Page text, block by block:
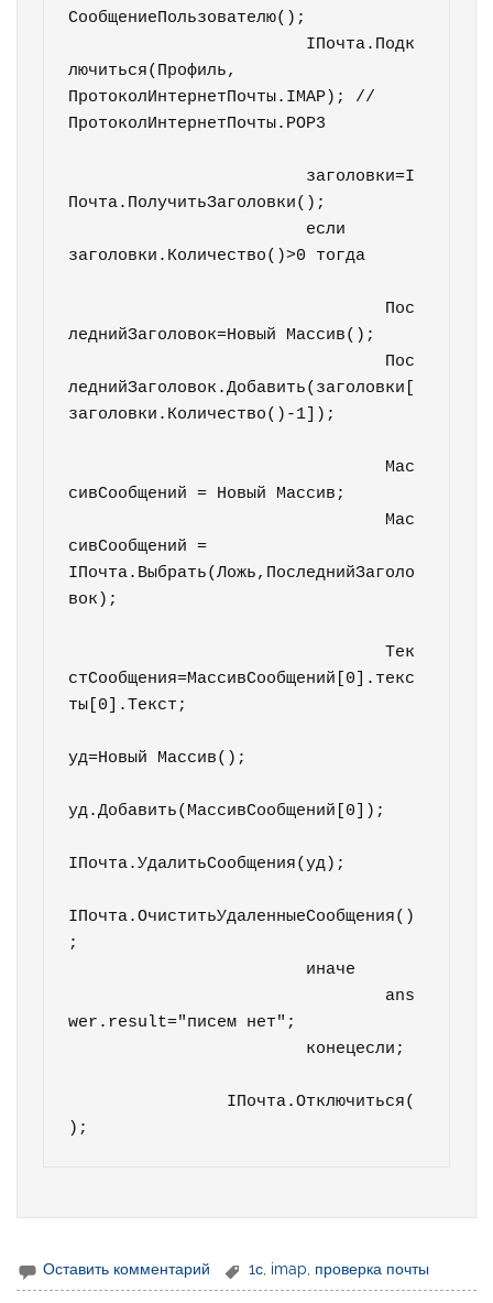
СообщениеПользователю();
лючиться(Профиль,
ПротоколИнтернетПочты.IMAP); //
ПротоколИнтернетПочты.POP3
Почта.ПолучитьЗаголовки();
заголовки.Количество()>0 тогда
леднийЗаголовок=Новый Массив();
леднийЗаголовок.Добавить(заголовки[
заголовки.Количество()-1]);
сивСообщений = Новый Массив;
сивСообщений =
IПочта.Выбрать(Ложь,ПоследнийЗаголо
вок);
				Тек
стСообщения=МассивСообщений[0].текс
ты[0].Текст;
уд=Новый Массив();
уд.Добавить(МассивСообщений[0]);
IПочта.УдалитьСообщения(уд);
IПочта.ОчиститьУдаленныеСообщения()
;
wer.result="писем нет";
Оставить комментарий 1с imap проверка почты